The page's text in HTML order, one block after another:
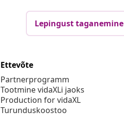
Lepingust taganemine
Ettevõte
Partnerprogramm
Tootmine vidaXLi jaoks
Production for vidaXL
Turunduskoostoo